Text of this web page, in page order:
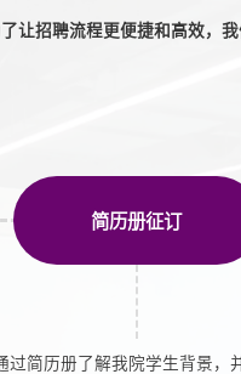
招聘流程更便捷和高效，
简历册征订
过简历册了解我院学生背景，